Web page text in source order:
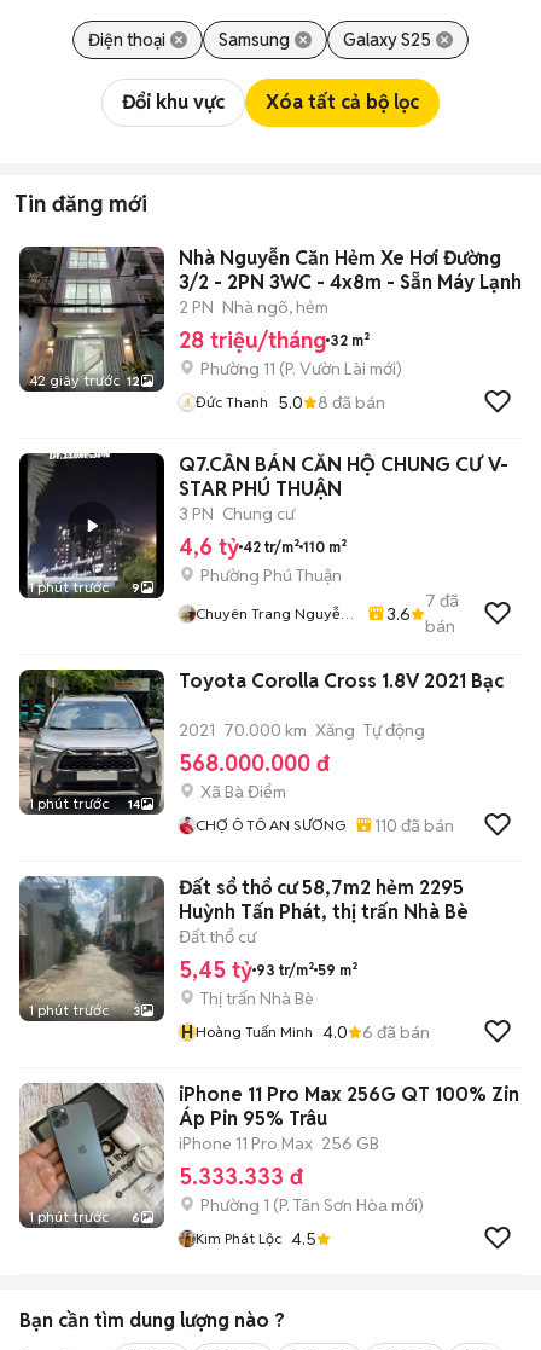
Điện thoại Samsung Galaxy S25
Đổi khu vực Xóa tất cả bộ lọc
Tin đăng mới
42 giây trước 12
Nhà Nguyễn Căn Hẻm Xe Hơi Đường
3/2 - 2PN 3WC - 4x8m - Sẵn Máy Lạnh
2 PN Nhà ngõ, hẻm
28 triệu/tháng 32 m²
Phường 11 (P. Vườn Lài mới)
Đức Thanh 5.0 8 đã bán
1 phút trước 9
Q7.CẦN BÁN CĂN HỘ CHUNG CƯ V-
STAR PHÚ THUẬN
3 PN Chung cư
4,6 tỷ 42 tr/m² 110 m²
Phường Phú Thuận
Chuyên Trang Nguyễn
3.6
7 đã
bán
1 phút trước 14
Toyota Corolla Cross 1.8V 2021 Bạc
2021 70.000 km Xăng Tự động
568.000.000 đ
Xã Bà Điểm
CHỢ Ô TÔ AN SƯƠNG 110 đã bán
1 phút trước 3
Đất sổ thổ cư 58,7m2 hẻm 2295
Huỳnh Tấn Phát, thị trấn Nhà Bè
Đất thổ cư
5,45 tỷ 93 tr/m² 59 m²
Thị trấn Nhà Bè
HHoàng Tuấn Minh 4.0 6 đã bán
1 phút trước 6
iPhone 11 Pro Max 256G QT 100% Zin
Áp Pin 95% Trâu
iPhone 11 Pro Max 256 GB
5.333.333 đ
Phường 1 (P. Tân Sơn Hòa mới)
Kim Phát Lộc 4.5
Bạn cần tìm dung lượng nào ?